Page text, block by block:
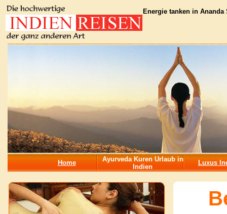
Energie tanken in
Home
Ayurveda Kuren Urlaub in
Indien
Luxus